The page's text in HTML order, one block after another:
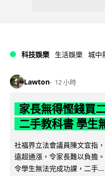
科技娛樂 生活娛樂 城中
Lawton 12 小時
家長無得慳錢買
二手教科書 學生
社福界立法會議員陳文宜指
遠超通漲，令家長難以負擔
令學生無法完成功課，二手...